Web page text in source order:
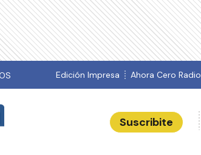
Edición Impresa Ahora Cero Radio
Suscribite